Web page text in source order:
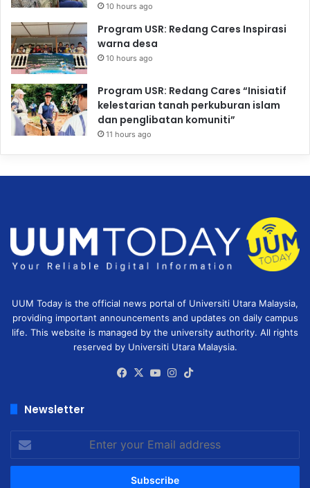
10 hours ago
Program USR: Redang Cares Inspirasi
warna desa
10 hours ago
Program USR: Redang Cares “Inisiatif
kelestarian tanah perkuburan islam
dan penglibatan komuniti”
11 hours ago
UUM Today is the official news portal of Universiti Utara Malaysia,
providing important announcements and updates on daily campus
life. This website is managed by the university authority. All rights
reserved by Universiti Utara Malaysia.
Facebook
X YouTubeInstagram
Newsletter
your
Email